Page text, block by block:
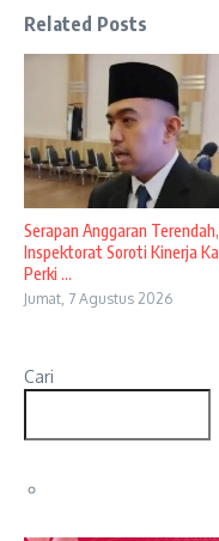
Related Posts
Serapan Anggaran Terendah,
Inspektorat Soroti Kinerja
Perki ...
Jumat, 7 Agustus 2026
Cari